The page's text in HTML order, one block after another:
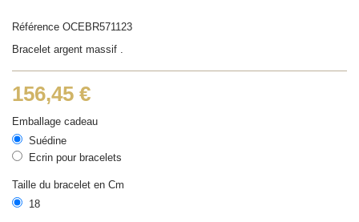
Référence OCEBR571123
Bracelet argent massif .
156,45 €
Emballage cadeau
Suédine
Ecrin pour bracelets
Taille du bracelet en Cm
18